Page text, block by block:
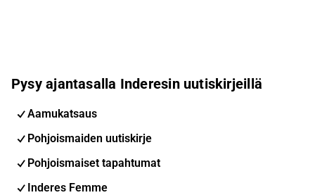
Pysy ajantasalla Inderesin uutiskirjeillä
Aamukatsaus
Pohjoismaiden uutiskirje
Pohjoismaiset tapahtumat
Inderes Femme